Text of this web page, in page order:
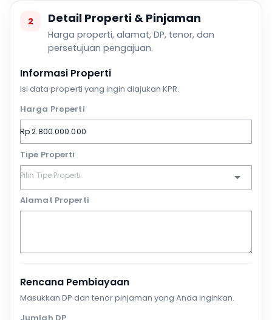
2 Detail Properti & Pinjaman
Harga properti, alamat, DP, tenor, dan
persetujuan pengajuan.
Informasi Properti
Isi data properti yang ingin diajukan KPR.
Harga Properti
Tipe Properti
Alamat Properti
Rencana Pembiayaan
Masukkan DP dan tenor pinjaman yang Anda inginkan.